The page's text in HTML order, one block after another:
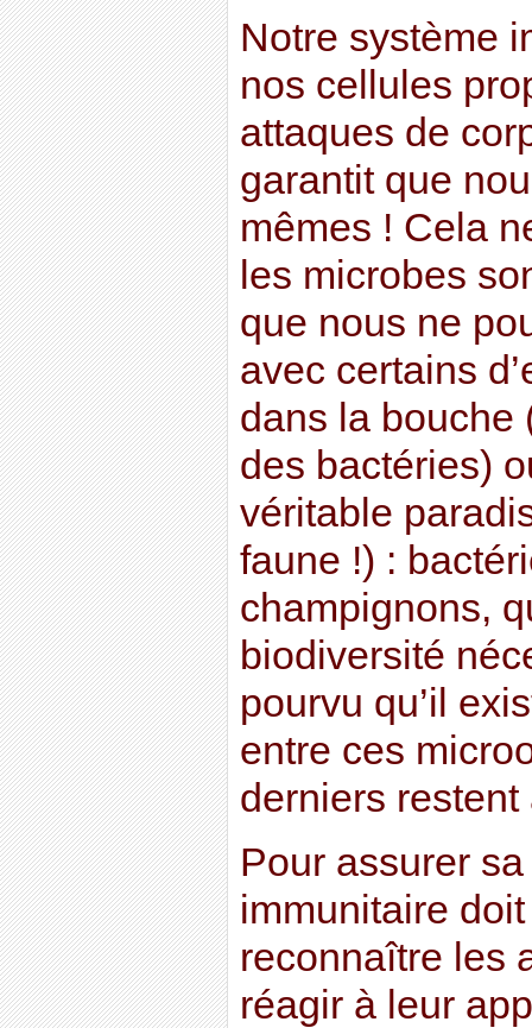
Notre système
nos cellules
attaques de
garantit que
mêmes ! Cela
les microbes
que nous ne
avec certains
dans la bouche
des bactéries)
véritable
faune !) :
champignons,
biodiversité
pourvu qu’il
entre ces
derniers
Pour assurer
immunitaire
reconnaître les
réagir à leur